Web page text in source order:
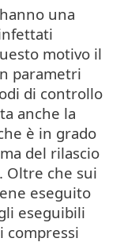
una
motivo il
parametri
di controllo
anche la
è in grado
del rilascio
Oltre che sui
eseguito
eseguibili
compressi